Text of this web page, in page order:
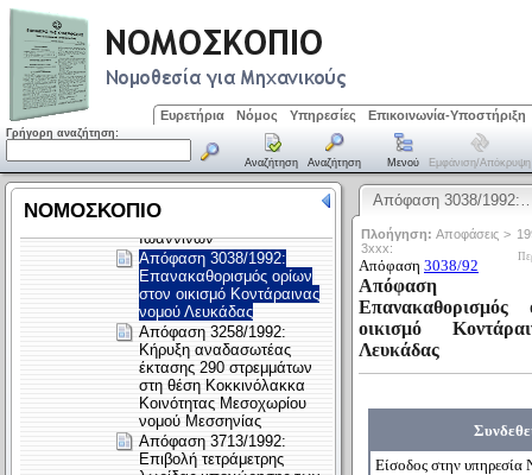
Ευρετήρια Νόμος Υπηρεσίες Επικοινωνία-Υποστήριξη
Γρήγορη αναζήτηση:
Αναζήτηση Αναζήτηση Μενού Εμφάνιση/απόκρυψη
Απόφαση 3038/